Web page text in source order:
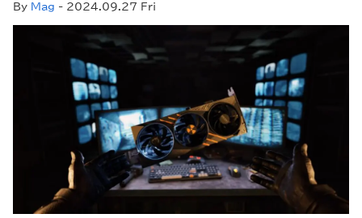
By Mag - 2024.09.27 Fri